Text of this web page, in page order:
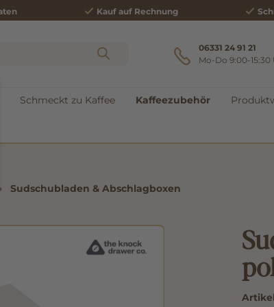
Kauf auf Rechnung
06331 24 91 21
Mo-Do 9:00-15:30
Schmeckt zu Kaffee Kaffeezubehör
Sudschubladen & Abschlagboxen